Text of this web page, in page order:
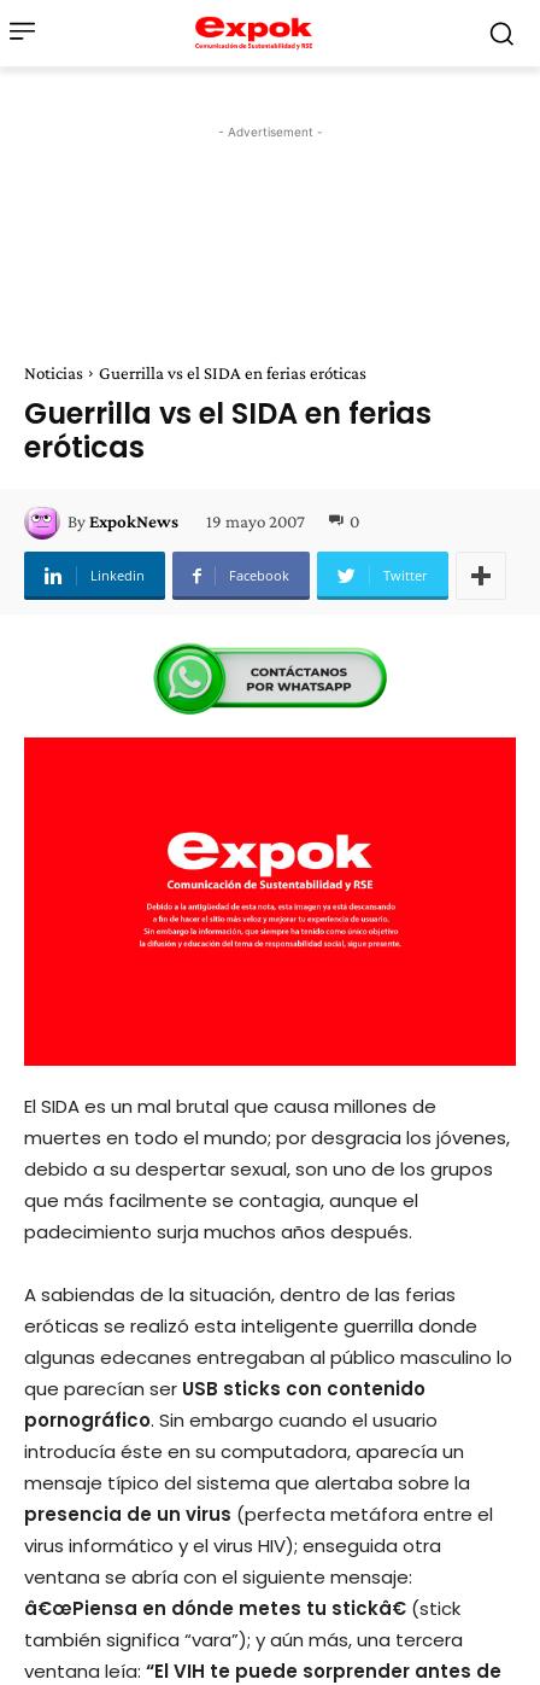
- Advertisement -
Noticias Guerrilla vs el SIDA en ferias eróticas
Guerrilla vs el SIDA en ferias
eróticas
ByExpokNews 19 mayo 2007 0
Linkedin Facebook Twitter
El SIDA es un mal brutal que causa millones de
muertes en todo el mundo; por desgracia los jóvenes,
debido a su despertar sexual, son uno de los grupos
que más facilmente se contagia, aunque el
padecimiento surja muchos años después.
A sabiendas de la situación, dentro de las ferias
eróticas se realizó esta inteligente guerrilla donde
algunas edecanes entregaban al público masculino lo
que parecí­an ser USB sticks con contenido
pornográfico. Sin embargo cuando el usuario
introducí­a éste en su computadora, aparecí­a un
mensaje tí­pico del sistema que alertaba sobre la
presencia de un virus (perfecta metáfora entre el
virus informático y el virus HIV); enseguida otra
ventana se abrí­a con el siguiente mensaje:
â€œPiensa en dónde metes tu stickâ€ (stick
también significa “vara”); y aún más, una tercera
ventana leí­a: “El VIH te puede sorprender antes de